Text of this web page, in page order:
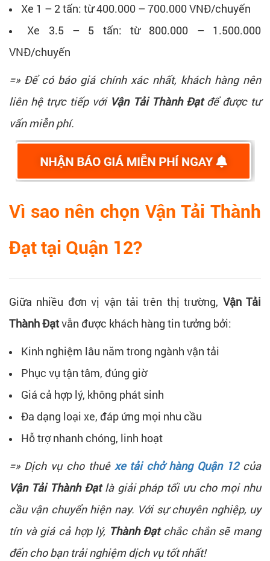
Xe 1 – 2 tấn: từ 400.000 – 700.000 VNĐ/chuyến
Xe 3.5 – 5 tấn: từ 800.000 – 1.500.000
VNĐ/chuyến
=» Để có báo giá chính xác nhất, khách hàng nên
liên hệ trực tiếp với Vận Tải Thành Đạtđể được tư
vấn miễn phí.
Vì sao nên chọn Vận Tải Thành
Đạt tại Quận 12?
Giữa nhiều đơn vị vận tải trên thị trường, Vận Tải
Thành Đạtvẫn được khách hàng tin tưởng bởi:
Kinh nghiệm lâu năm trong ngành vận tải
Phục vụ tận tâm, đúng giờ
Giá cả hợp lý, không phát sinh
Đa dạng loại xe, đáp ứng mọi nhu cầu
Hỗ trợ nhanh chóng, linh hoạt
=» Dịch vụ cho thuê xe tải chở hàng Quận 12của
Vận Tải Thành Đạtlà giải pháp tối ưu cho mọi nhu
cầu vận chuyển hiện nay. Với sự chuyên nghiệp, uy
tín và giá cả hợp lý, Thành Đạtchắc chắn sẽ mang
đến cho bạn trải nghiệm dịch vụ tốt nhất!